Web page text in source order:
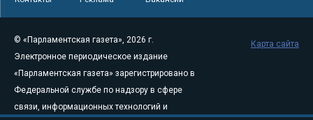
© «Парламентская газета», 2026 г.
Электронное периодическое издание
«Парламентская газета» зарегистрировано в
Федеральной службе по надзору в сфере
связи, информационных технологий и
Карта сайта